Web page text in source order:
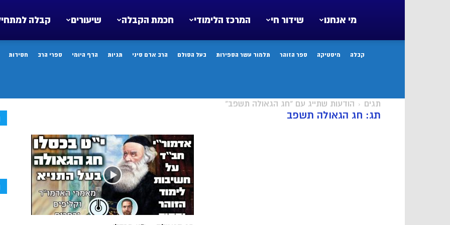
קבלה שיעורים חכמת הקבלה המרכז הלימודי שידור חי מי אנחנו
קבלה מיסטיקה ספר הזוהר תלמוד עשר הספירות בעל הסולם הרב אדם סיני תגיות הדף היומי ספרי הרב חסידות
תגים הודעות שתייג עם "חג הגאולה תשפב"
תג: חג הגאולה תשפב